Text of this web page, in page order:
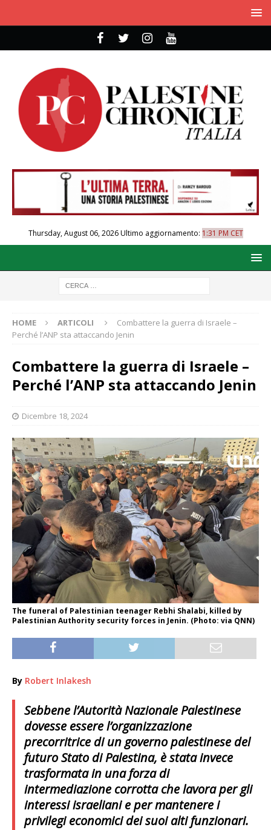
Thursday, August 06, 2026Ultimo aggiornamento: 1:31 PM CET
HOME ARTICOLI
Combattere la guerra di Israele –
Perché l’ANP sta attaccando Jenin
Combattere la guerra di Israele –
Perché l’ANP sta attaccando Jenin
Dicembre 18, 2024
The funeral of Palestinian teenager Rebhi Shalabi, killed by
Palestinian Authority security forces in Jenin. (Photo: via QNN)
By Robert Inlakesh
Sebbene l’Autorità Nazionale Palestinese
dovesse essere l’organizzazione
precorritrice di un governo palestinese del
futuro Stato di Palestina, è stata invece
trasformata in una forza di
intermediazione corrotta che lavora per gli
interessi israeliani e per mantenere i
privilegi economici dei suoi alti funzionari.